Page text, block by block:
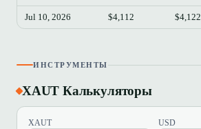
Jul 10, 2026 $4,112 $4,122
ИНСТРУМЕНТЫ
XAUT Калькуляторы
XAUT USD